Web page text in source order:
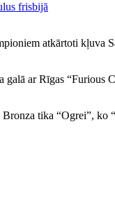
atkārtoti
ar Rīgas “Furious
tika “Ogrei”, ko